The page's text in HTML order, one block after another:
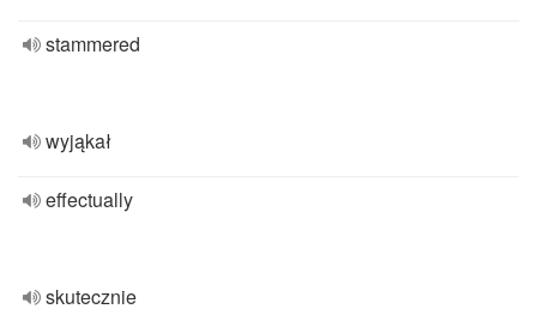
stammered
wyjąkał
effectually
skutecznie